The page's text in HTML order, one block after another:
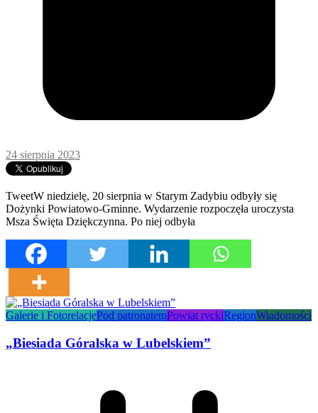
24 sierpnia 2023
TweetW niedzielę, 20 sierpnia w Starym Zadybiu odbyły się
Dożynki Powiatowo-Gminne. Wydarzenie rozpoczęła uroczysta
Msza Święta Dziękczynna. Po niej odbyła
Galerie i FotorelacjePod patronatemPowiat ryckiRegionWiadomości
„Biesiada Góralska w Lubelskiem”